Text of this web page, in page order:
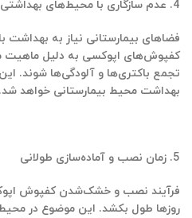
عدم سازگاری با محیط‌های بهداشتی
فضاهای بیمارستانی نیاز به بهداشت
کفپوش‌های اپوکسی به دلیل ماهیت
تجمع باکتری‌ها و آلودگی‌ها شوند.
بهداشت محیط بیمارستانی خواهد شد.
زمان نصب و آماده‌سازی طولانی
فرآیند نصب و خشک‌شدن کفپوش
روزها طول بکشد. این موضوع در